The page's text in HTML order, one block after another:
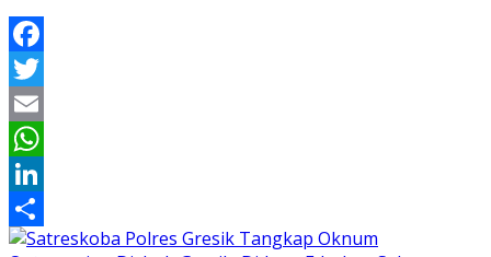
Facebook
Twitter
Email
WhatsApp
LinkedIn
Share